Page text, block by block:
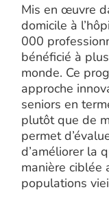
Mis en œuvre
domicile à
000
bénéficié à
monde. Ce
approche
seniors en
plutôt que de
permet
d’améliorer la
manière ciblée
populations